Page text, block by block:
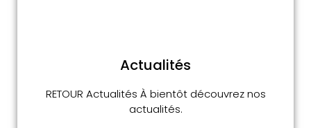
Actualités
RETOUR Actualités À bientôt découvrez nos
actualités.